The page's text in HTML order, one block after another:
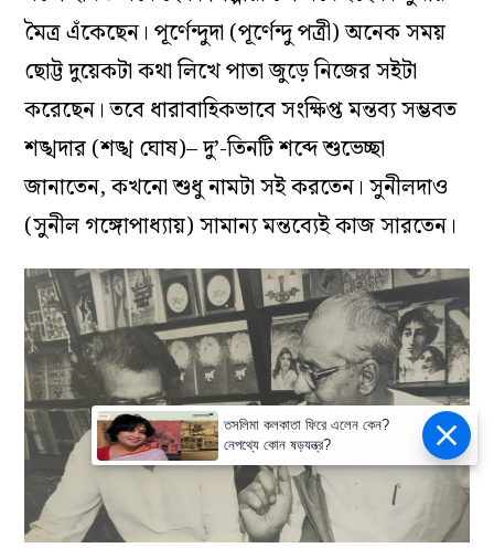
মৈত্র এঁকেছেন। পূর্ণেন্দুদা (পূর্ণেন্দু পত্রী) অনেক সময়
ছোট্ট দুয়েকটা কথা লিখে পাতা জুড়ে নিজের সইটা
করেছেন। তবে ধারাবাহিকভাবে সংক্ষিপ্ত মন্তব্য সম্ভবত
শঙ্খদার (শঙ্খ ঘোষ)– দু’-তিনটি শব্দে শুভেচ্ছা
জানাতেন, কখনো শুধু নামটা সই করতেন। সুনীলদাও
(সুনীল গঙ্গোপাধ্যায়) সামান্য মন্তব্যেই কাজ সারতেন।
তসলিমা কলকাতা ফিরে এলেন কেন?
নেপথ্যে কোন ষড়যন্ত্র?